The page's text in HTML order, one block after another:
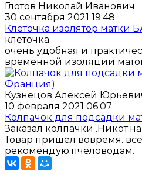
Глотов Николай Иванович
30 сентября 2021 19:48
Клеточка изолятор матки
клеточка
очень удобная и
временной изоляции
Кузнецов Алексей
10 февраля 2021 06:07
Колпачок для подсадки
Заказал колпачки
Товар пришел вовремя.
рекомендую.пчеловодам.